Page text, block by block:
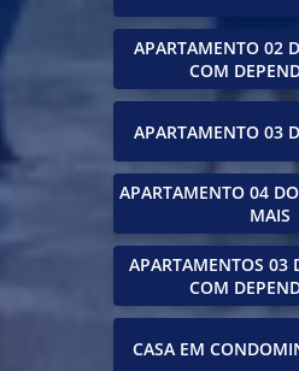
APARTAMENTO 02
COM
APARTAMENTO 03
APARTAMENTO 04
MAIS
APARTAMENTOS 03
COM
CASA EM